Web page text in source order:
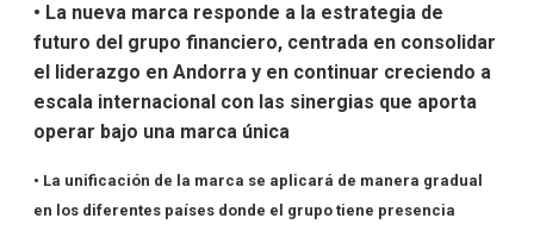
• La nueva marca responde a la estrategia de
futuro del grupo financiero, centrada en consolidar
el liderazgo en Andorra y en continuar creciendo a
escala internacional con las sinergias que aporta
operar bajo una marca única
• La unificación de la marca se aplicará de manera gradual
en los diferentes países donde el grupo tiene presencia